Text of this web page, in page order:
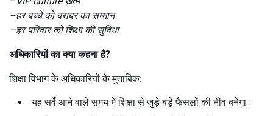
–हर बच्चे को बराबर का सम्मान
–हर परिवार को शिक्षा की सुविधा
अधिकारियों का क्या कहना है?
शिक्षा विभाग के अधिकारियों के मुताबिक:
यह सर्वे आने वाले समय में शिक्षा से जुड़े बड़े फैसलों की नींव बनेगा।